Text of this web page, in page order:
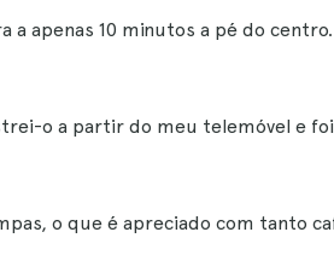
a apenas 10 minutos a pé do centro.
o a partir do meu telemóvel e
o que é apreciado com tanto